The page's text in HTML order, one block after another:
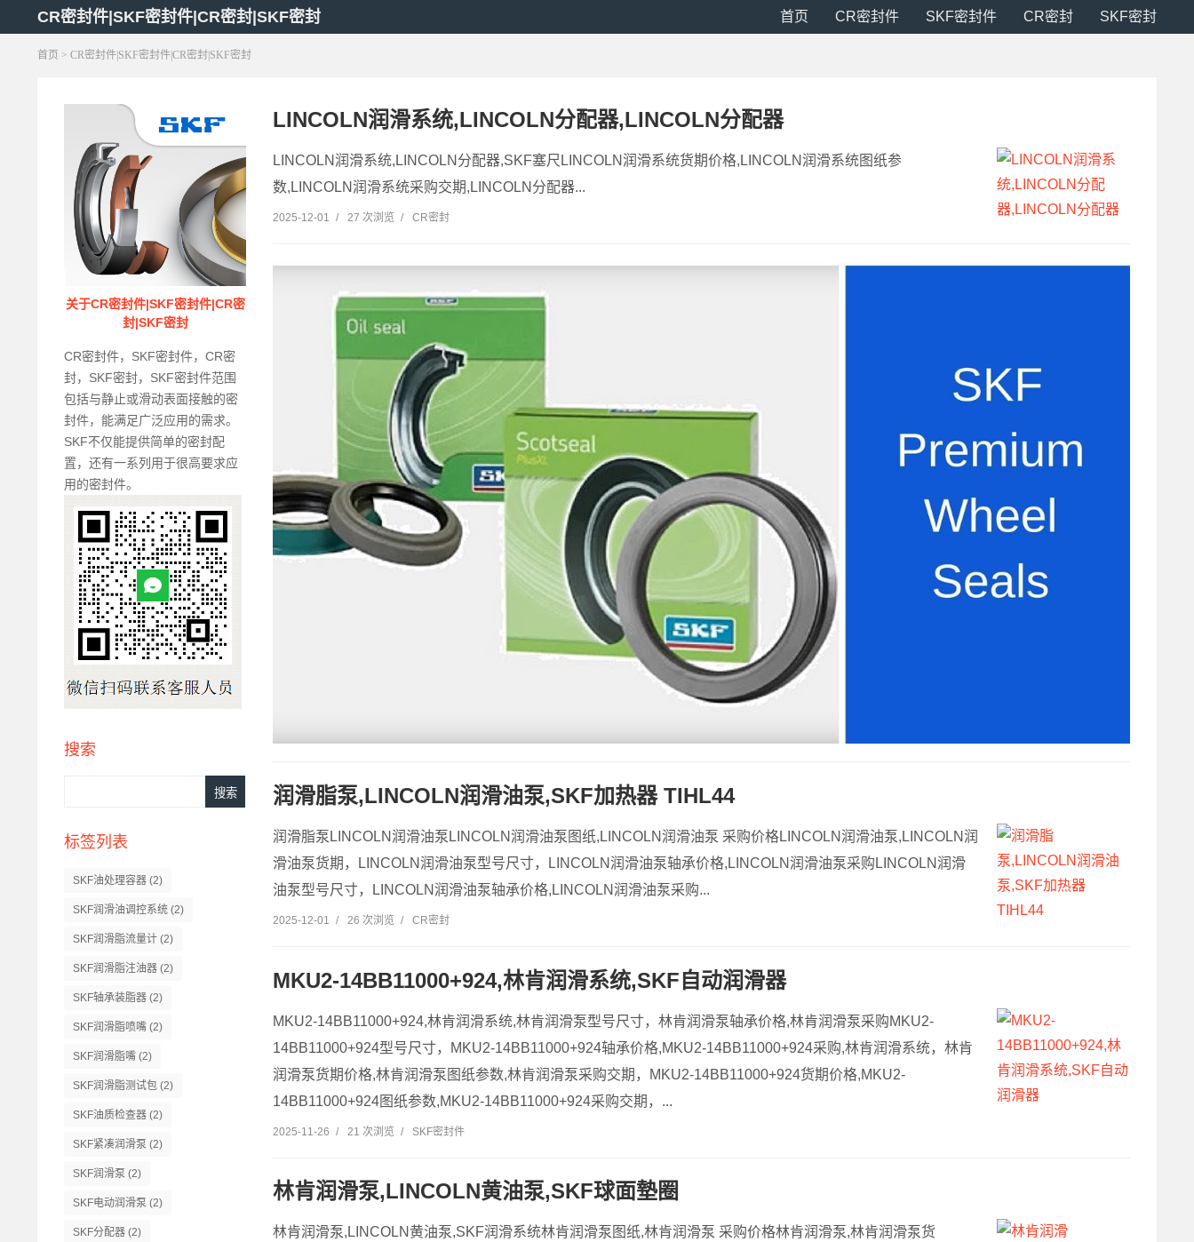
CR密封件|SKF密封件|CR密封|SKF密封 首页 CR密封件 SKF密封件 CR密封 SKF密封
首页 > CR密封件|SKF密封件|CR密封|SKF密封
关于CR密封件|SKF密封件|CR密
封|SKF密封
CR密封件，SKF密封件，CR密
封，SKF密封，SKF密封件范围
包括与静止或滑动表面接触的密
封件，能满足广泛应用的需求。
SKF不仅能提供简单的密封配
置，还有一系列用于很高要求应
用的密封件。
搜索
标签列表
SKF油处理容器 (2)
SKF润滑油调控系统 (2)
SKF润滑脂流量计 (2)
SKF润滑脂注油器 (2)
SKF轴承装脂器 (2)
SKF润滑脂喷嘴 (2)
SKF润滑脂嘴 (2)
SKF润滑脂测试包 (2)
SKF油质检查器 (2)
SKF紧凑润滑泵 (2)
SKF润滑泵 (2)
SKF电动润滑泵 (2)
SKF分配器 (2)
LINCOLN润滑系统,LINCOLN分配器,LINCOLN分配器
LINCOLN润滑系统,LINCOLN分配器,SKF塞尺LINCOLN润滑系统货期价格,LINCOLN润滑系统图纸参
数,LINCOLN润滑系统采购交期,LINCOLN分配器...
2025-12-01 / 27 次浏览 / CR密封
润滑脂泵,LINCOLN润滑油泵,SKF加热器 TIHL44
润滑脂泵LINCOLN润滑油泵LINCOLN润滑油泵图纸,LINCOLN润滑油泵 采购价格LINCOLN润滑油泵,LINCOLN润
滑油泵货期，LINCOLN润滑油泵型号尺寸，LINCOLN润滑油泵轴承价格,LINCOLN润滑油泵采购LINCOLN润滑
油泵型号尺寸，LINCOLN润滑油泵轴承价格,LINCOLN润滑油泵采购...
2025-12-01 / 26 次浏览 / CR密封
MKU2-14BB11000+924,林肯润滑系统,SKF自动润滑器
MKU2-14BB11000+924,林肯润滑系统,林肯润滑泵型号尺寸，林肯润滑泵轴承价格,林肯润滑泵采购MKU2-
14BB11000+924型号尺寸，MKU2-14BB11000+924轴承价格,MKU2-14BB11000+924采购,林肯润滑系统，林肯
润滑泵货期价格,林肯润滑泵图纸参数,林肯润滑泵采购交期，MKU2-14BB11000+924货期价格,MKU2-
14BB11000+924图纸参数,MKU2-14BB11000+924采购交期，...
2025-11-26 / 21 次浏览 / SKF密封件
林肯润滑泵,LINCOLN黄油泵,SKF球面墊圈
林肯润滑泵,LINCOLN黄油泵,SKF润滑系统林肯润滑泵图纸,林肯润滑泵 采购价格林肯润滑泵,林肯润滑泵货